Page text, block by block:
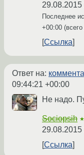
29.08.2015
Последнее
+00:00 (всего
Ссылка
Ответ на:
09:44:21 +00:00
Не надо.
Sociopsih
29.08.2015
Ссылка